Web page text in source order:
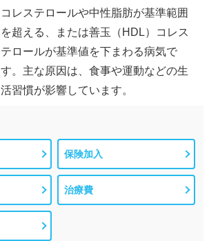
コレステロールや中性脂肪が基準範囲
を超える、または善玉（HDL）コレス
テロールが基準値を下まわる病気で
す。主な原因は、食事や運動などの生
活習慣が影響しています。
保険加入
治療費